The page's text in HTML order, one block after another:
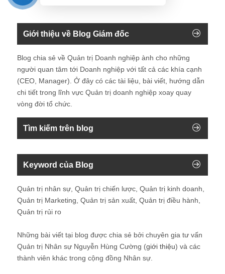
Giới thiệu về Blog Giám đốc
Blog chia sẻ về Quản trị Doanh nghiệp ành cho những
người quan tâm tới Doanh nghiệp với tất cả các khía cạnh
(CEO, Manager). Ở đây có các tài liệu, bài viết, hướng dẫn
chi tiết trong lĩnh vực Quản trị doanh nghiệp xoay quay
vòng đời tổ chức.
Tìm kiếm trên blog
Keyword của Blog
Quản trị nhân sự, Quản trị chiến lược, Quản trị kinh doanh,
Quản trị Marketing, Quản trị sản xuất, Quản trị điều hành,
Quản trị rủi ro
Những bài viết tại blog được chia sẻ bởi chuyên gia tư vấn
Quản trị Nhân sự Nguyễn Hùng Cường (giới thiệu) và các
thành viên khác trong cộng đồng Nhân sự.